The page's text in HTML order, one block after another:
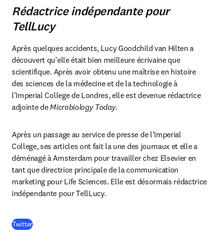
Rédactrice indépendante pour
TellLucy
Après quelques accidents, Lucy Goodchild van Hilten a
découvert qu'elle était bien meilleure écrivaine que
scientifique. Après avoir obtenu une maîtrise en histoire
des sciences de la médecine et de la technologie à
l'Imperial College de Londres, elle est devenue rédactrice
adjointe de Microbiology Today.
Après un passage au service de presse de l'Imperial
College, ses articles ont fait la une des journaux et elle a
déménagé à Amsterdam pour travailler chez Elsevier en
tant que directrice principale de la communication
marketing pour Life Sciences. Elle est désormais rédactrice
indépendante pour TellLucy.
Twitter(